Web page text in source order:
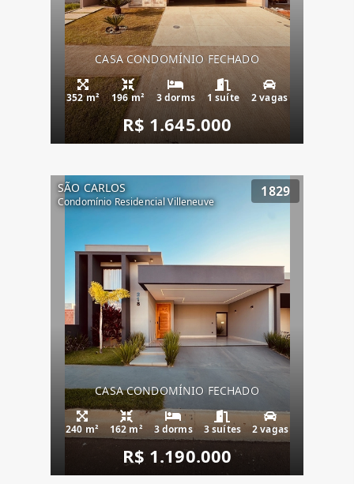
CASA CONDOMÍNIO FECHADO
352 m² 196 m² 3 dorms 1 suíte 2 vagas
R$ 1.645.000
SÃO CARLOS
Condomínio Residencial Villeneuve
1829
CASA CONDOMÍNIO FECHADO
240 m² 162 m² 3 dorms 3 suítes 2 vagas
R$ 1.190.000